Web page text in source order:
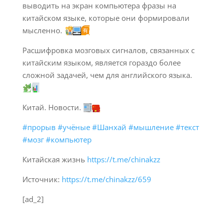
выводить на экран компьютера фразы на
китайском языке, которые они формировали
мысленно.
Расшифровка мозговых сигналов, связанных с
китайским языком, является гораздо более
сложной задачей, чем для английского языка.
Китай. Новости.
#прорыв #учёные #Шанхай #мышление #текст
#мозг #компьютер
Китайская жизнь https://t.me/chinakzz
Источник: https://t.me/chinakzz/659
[ad_2]